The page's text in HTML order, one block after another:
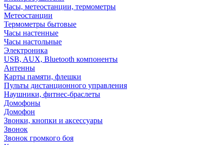
Часы, метеостанции, термометры
Метеостанции
Термометры бытовые
Часы настенные
Часы настольные
Электроника
USB, AUX, Bluetooth компоненты
Антенны
Карты памяти, флешки
Пульты дистанционного управления
Наушники, фитнес-браслеты
Домофоны
Домофон
Звонки, кнопки и аксессуары
Звонок
Звонок громкого боя